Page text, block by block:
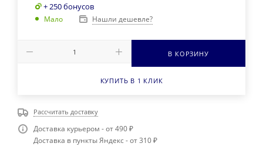
+ 250 бонусов
Мало Нашли дешевле?
В КОРЗИНУ
КУПИТЬ В 1 КЛИК
Рассчитать доставку
Доставка курьером - от 490 ₽
Доставка в пункты Яндекс - от 310 ₽